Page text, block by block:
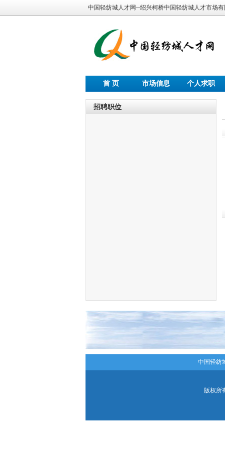
中国轻纺城人才网--绍兴柯桥中国轻纺城人才市场
首 页 市场信息 个人求职
招聘职位
中国轻纺
版权所